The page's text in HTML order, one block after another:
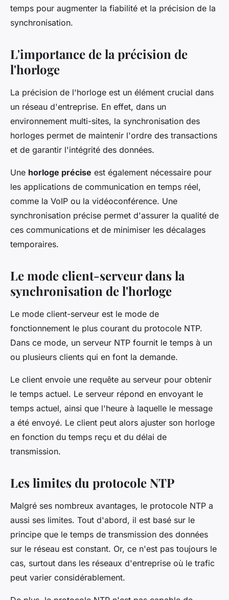
temps pour augmenter la fiabilité et la précision de la
synchronisation.
L'importance de la précision de
l'horloge
La précision de l'horloge est un élément crucial dans
un réseau d'entreprise. En effet, dans un
environnement multi-sites, la synchronisation des
horloges permet de maintenir l'ordre des transactions
et de garantir l'intégrité des données.
Une horloge précise est également nécessaire pour
les applications de communication en temps réel,
comme la VoIP ou la vidéoconférence. Une
synchronisation précise permet d'assurer la qualité de
ces communications et de minimiser les décalages
temporaires.
Le mode client-serveur dans la
synchronisation de l'horloge
Le mode client-serveur est le mode de
fonctionnement le plus courant du protocole NTP.
Dans ce mode, un serveur NTP fournit le temps à un
ou plusieurs clients qui en font la demande.
Le client envoie une requête au serveur pour obtenir
le temps actuel. Le serveur répond en envoyant le
temps actuel, ainsi que l'heure à laquelle le message
a été envoyé. Le client peut alors ajuster son horloge
en fonction du temps reçu et du délai de
transmission.
Les limites du protocole NTP
Malgré ses nombreux avantages, le protocole NTP a
aussi ses limites. Tout d'abord, il est basé sur le
principe que le temps de transmission des données
sur le réseau est constant. Or, ce n'est pas toujours le
cas, surtout dans les réseaux d'entreprise où le trafic
peut varier considérablement.